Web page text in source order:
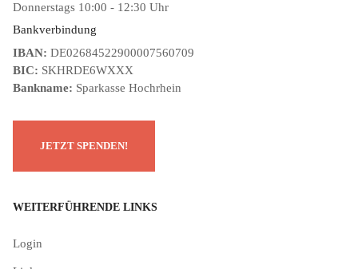
Donnerstags 10:00 - 12:30 Uhr
Bankverbindung
IBAN: DE02684522900007560709
BIC: SKHRDE6WXXX
Bankname: Sparkasse Hochrhein
WEITERFÜHRENDE LINKS
Login